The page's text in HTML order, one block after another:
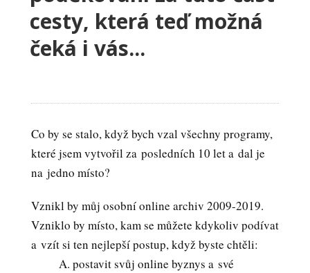
cesty, která teď možná
čeká i vás...
Co by se stalo, když bych vzal všechny programy,
které jsem vytvořil za posledních 10 let a dal je
na jedno místo?
Vznikl by můj osobní online archiv 2009-2019.
Vzniklo by místo, kam se můžete kdykoliv podívat
a vzít si ten nejlepší postup, když byste chtěli:
A. postavit svůj online byznys a své